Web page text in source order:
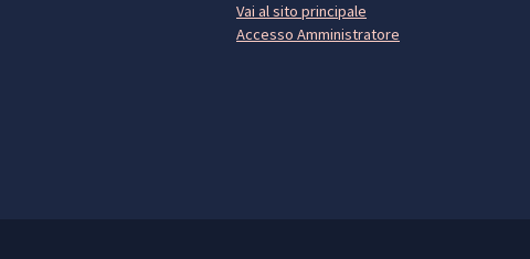
Vai al sito principale
Accesso Amministratore